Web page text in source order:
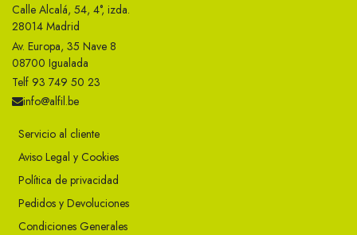
Calle Alcalá, 54, 4°, izda.
28014 Madrid
Av. Europa, 35 Nave 8
08700 Igualada
Telf 93 749 50 23
info@alfil.be
Servicio al cliente
Aviso Legal y Cookies
Política de privacidad
Pedidos y Devoluciones
Condiciones Generales